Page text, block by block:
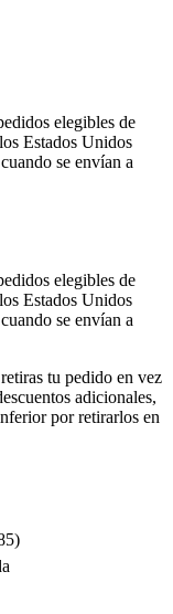
elegibles de
Estados Unidos
se envían a
elegibles de
Estados Unidos
se envían a
tu pedido en vez
adicionales,
por retirarlos en